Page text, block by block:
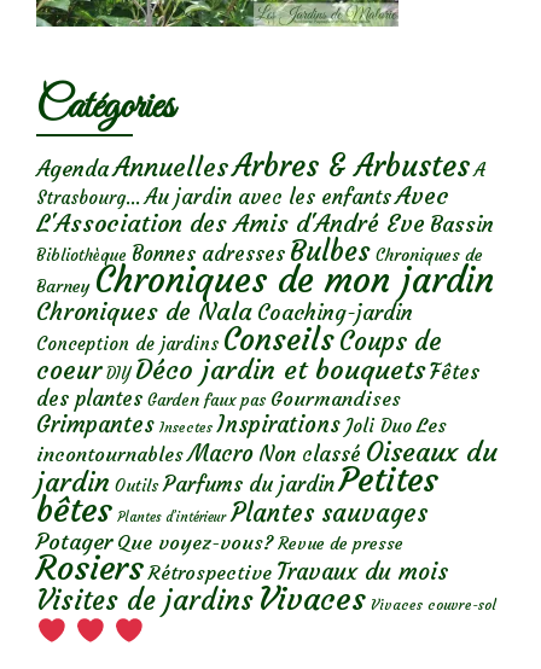
Catégories
AgendaAnnuellesArbres & Arbustes A
Strasbourg... Au jardin avec les enfantsAvec
L'Association des Amis d'André Eve Bassin
Bibliothèque Bonnes adresses Bulbes Chroniques de
Barney Chroniques de mon jardin
Chroniques de Nala Coaching-jardin
Conception de jardins ConseilsCoups de
coeur DIY Déco jardin et bouquetsFêtes
des plantes Garden faux pas Gourmandises
Grimpantes Insectes Inspirations Joli Duo Les
incontournables Macro Non classé Oiseaux du
jardin Outils Parfums du jardinPetites
bêtes Plantes d’intérieur Plantes sauvages
Potager Que voyez-vous? Revue de presse
Rosiers Rétrospective Travaux du mois
Visites de jardins Vivaces Vivaces couvre-sol